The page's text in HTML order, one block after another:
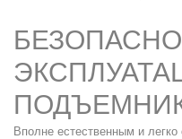
Вполне естественным и